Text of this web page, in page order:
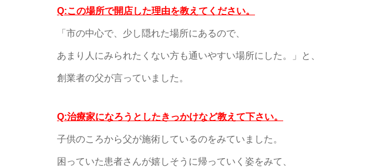
Q:この場所で開店した理由を教えてください。
「市の中心で、少し隠れた場所にあるので、
あまり人にみられたくない方も通いやすい場所にした。」と、
創業者の父が言っていました。
Q:治療家になろうとしたきっかけなど教えて下さい。
子供のころから父が施術しているのをみていました。
困っていた患者さんが嬉しそうに帰っていく姿をみて、